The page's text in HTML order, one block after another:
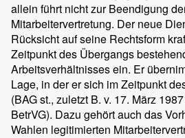
allein führt nicht zur Beendigung
Mitarbeitervertretung. Der neue
Rücksicht auf seine Rechtsform
Zeitpunkt des Übergangs
Arbeitsverhältnisses ein. Er
Lage, in der er sich im Zeitpunkt
(BAG st., zuletzt B. v. 17. März
BetrVG). Dazu gehört auch das
Wahlen legitimierten